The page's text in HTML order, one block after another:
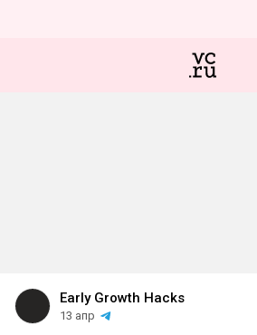
Early Growth Hacks
13 апр